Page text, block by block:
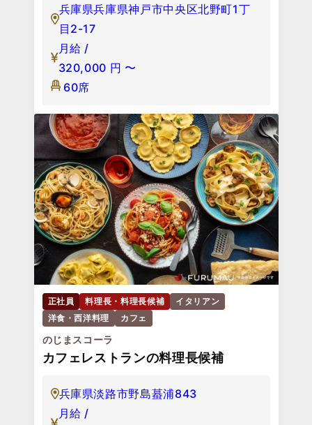
兵庫県兵庫県神戸市中央区北野町1丁
目2-17
月給 /
320,000 円 〜
60席
正社員 料理長・料理長候補
イタリアン
洋食・西洋料理
カフェ
のじまスコーラ
カフェレストランの料理長候補
兵庫県淡路市野島蟇浦843
月給 /